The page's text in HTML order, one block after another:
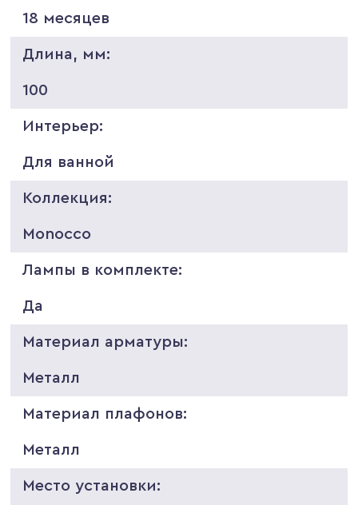
18 месяцев
Длина, мм:
100
Интерьер:
Для ванной
Коллекция:
Monocco
Лампы в комплекте:
Да
Материал арматуры:
Металл
Материал плафонов:
Металл
Место установки: